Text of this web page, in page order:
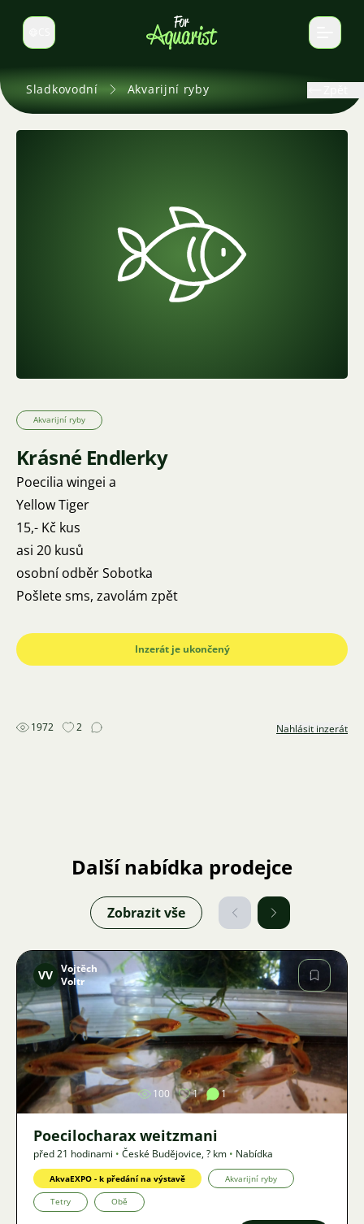
Select language
Sladkovodní Akvarijní ryby
Akvarijní ryby
Krásné Endlerky
Poecilia wingei a
Yellow Tiger
15,- Kč kus
asi 20 kusů
osobní odběr Sobotka
Pošlete sms, zavolám zpět
Inzerát je ukončený
1972 2 Nahlásit inzerát
Další nabídka prodejce
Zobrazit vše
Obrázek
VV Vojtěch
Voltr
100 1 1
Poecilocharax weitzmani
před 21 hodinami • České Budějovice,? km • Nabídka
AkvaEXPO - k předání na výstavě Akvarijní ryby
Tetry Obě